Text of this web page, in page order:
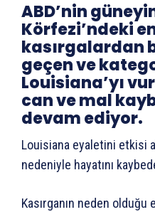
ABD’nin
Körfezi’ndeki
kasırgalardan
geçen ve
Louisiana’yı
can ve mal
devam ediyor.
Louisiana eyaletini etkisi
nedeniyle hayatını
Kasırganın neden olduğu